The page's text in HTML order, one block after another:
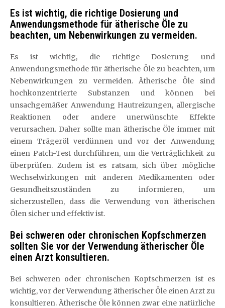
Es ist wichtig, die richtige Dosierung und
Anwendungsmethode für ätherische Öle zu
beachten, um Nebenwirkungen zu vermeiden.
Es ist wichtig, die richtige Dosierung und
Anwendungsmethode für ätherische Öle zu beachten, um
Nebenwirkungen zu vermeiden. Ätherische Öle sind
hochkonzentrierte Substanzen und können bei
unsachgemäßer Anwendung Hautreizungen, allergische
Reaktionen oder andere unerwünschte Effekte
verursachen. Daher sollte man ätherische Öle immer mit
einem Trägeröl verdünnen und vor der Anwendung
einen Patch-Test durchführen, um die Verträglichkeit zu
überprüfen. Zudem ist es ratsam, sich über mögliche
Wechselwirkungen mit anderen Medikamenten oder
Gesundheitszuständen zu informieren, um
sicherzustellen, dass die Verwendung von ätherischen
Ölen sicher und effektiv ist.
Bei schweren oder chronischen Kopfschmerzen
sollten Sie vor der Verwendung ätherischer Öle
einen Arzt konsultieren.
Bei schweren oder chronischen Kopfschmerzen ist es
wichtig, vor der Verwendung ätherischer Öle einen Arzt zu
konsultieren. Ätherische Öle können zwar eine natürliche